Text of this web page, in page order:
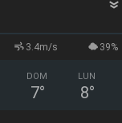
3.4m/s 39%
DOM
7°
LUN
8°